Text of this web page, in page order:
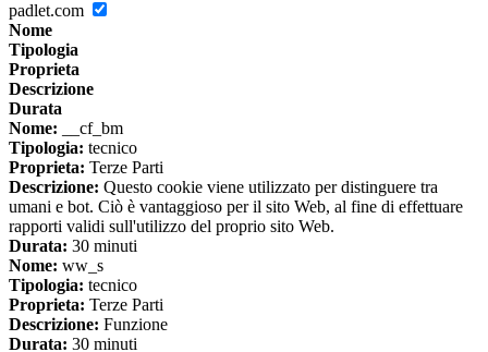
padlet.com
Nome
Tipologia
Proprieta
Descrizione
Durata
Nome: __cf_bm
Tipologia: tecnico
Proprieta: Terze Parti
Descrizione: Questo cookie viene utilizzato per distinguere tra
umani e bot. Ciò è vantaggioso per il sito Web, al fine di effettuare
rapporti validi sull'utilizzo del proprio sito Web.
Durata: 30 minuti
Nome: ww_s
Tipologia: tecnico
Proprieta: Terze Parti
Descrizione: Funzione
Durata: 30 minuti